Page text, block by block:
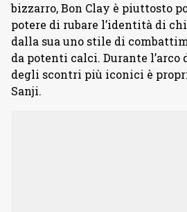
bizzarro, Bon Clay è piuttosto
potere di rubare l’identità di
dalla sua uno stile di
da potenti calci. Durante l’arco
degli scontri più iconici è
Sanji.